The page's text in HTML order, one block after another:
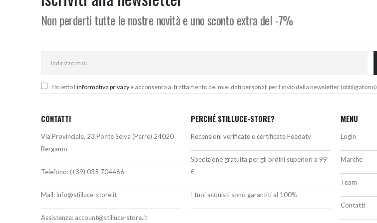
Non perderti tutte le nostre novità e uno sconto extra del -7%
Ho letto l'informativa privacy e acconsento al trattamento dei miei dati personali per l’invio della newsletter (obbligatorio)
CONTATTI
Via Provinciale, 23 Ponte Selva (Parre) 24020
Bergamo
Telefono: (+39) 035 704466
Mail:info@stilluce-store.it
Assistenza: account@stilluce-store.it
PERCHÉ STILLUCE-STORE?
Recensioni verificate e certificate Feedaty
Spedizione gratuita per gli ordini superiori a 99
€
I tuoi acquisti sono garantiti al 100%
MENU
Login
Marche
Team
Contatti